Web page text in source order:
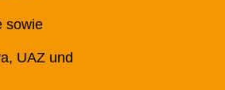
sowie
UAZ und